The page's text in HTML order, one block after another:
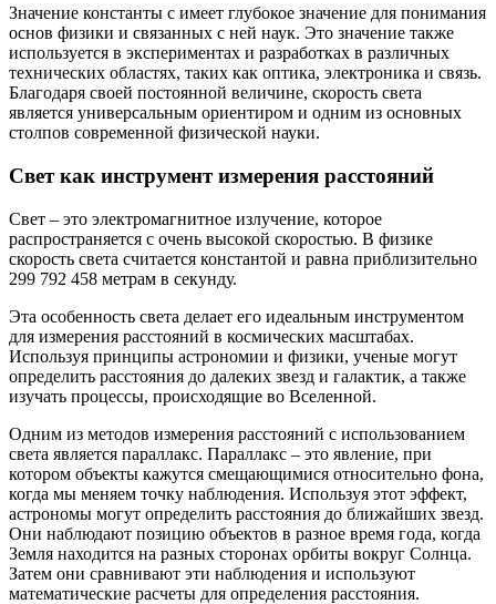
Значение константы c имеет глубокое значение для понимания
основ физики и связанных с ней наук. Это значение также
используется в экспериментах и разработках в различных
технических областях, таких как оптика, электроника и связь.
Благодаря своей постоянной величине, скорость света
является универсальным ориентиром и одним из основных
столпов современной физической науки.
Свет как инструмент измерения расстояний
Свет – это электромагнитное излучение, которое
распространяется с очень высокой скоростью. В физике
скорость света считается константой и равна приблизительно
299 792 458 метрам в секунду.
Эта особенность света делает его идеальным инструментом
для измерения расстояний в космических масштабах.
Используя принципы астрономии и физики, ученые могут
определить расстояния до далеких звезд и галактик, а также
изучать процессы, происходящие во Вселенной.
Одним из методов измерения расстояний с использованием
света является параллакс. Параллакс – это явление, при
котором объекты кажутся смещающимися относительно фона,
когда мы меняем точку наблюдения. Используя этот эффект,
астрономы могут определить расстояния до ближайших звезд.
Они наблюдают позицию объектов в разное время года, когда
Земля находится на разных сторонах орбиты вокруг Солнца.
Затем они сравнивают эти наблюдения и используют
математические расчеты для определения расстояния.